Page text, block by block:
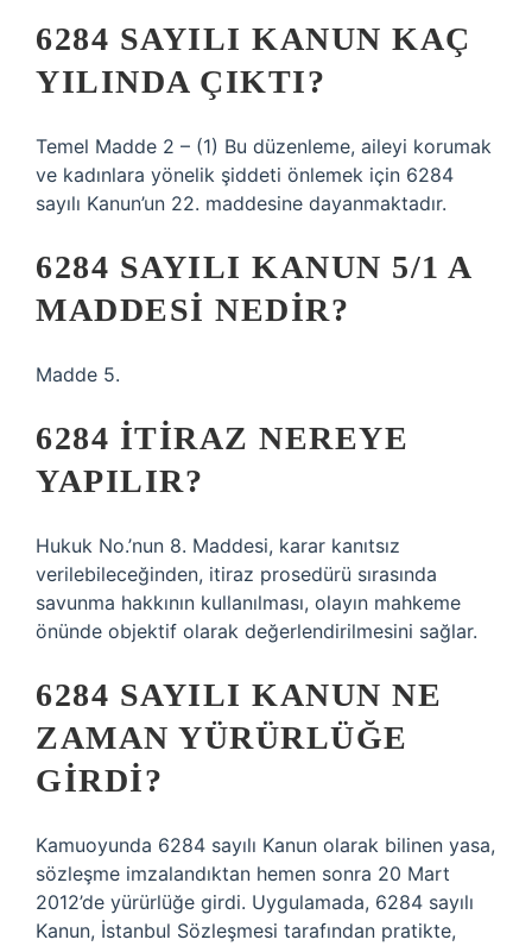
6284 SAYILI KANUN KAÇ
YILINDA ÇIKTI?
Temel Madde 2 – (1) Bu düzenleme, aileyi korumak
ve kadınlara yönelik şiddeti önlemek için 6284
sayılı Kanun’un 22. maddesine dayanmaktadır.
6284 SAYILI KANUN 5/1 A
MADDESI NEDIR?
Madde 5.
6284 ITIRAZ NEREYE
YAPILIR?
Hukuk No.’nun 8. Maddesi, karar kanıtsız
verilebileceğinden, itiraz prosedürü sırasında
savunma hakkının kullanılması, olayın mahkeme
önünde objektif olarak değerlendirilmesini sağlar.
6284 SAYILI KANUN NE
ZAMAN YÜRÜRLÜĞE
GIRDI?
Kamuoyunda 6284 sayılı Kanun olarak bilinen yasa,
sözleşme imzalandıktan hemen sonra 20 Mart
2012’de yürürlüğe girdi. Uygulamada, 6284 sayılı
Kanun, İstanbul Sözleşmesi tarafından pratikte,